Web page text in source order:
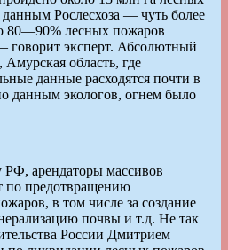
Рослесхоза — чуть более
80—90% лесных пожаров
говорит эксперт. Абсолютный
область, где
данные расходятся почти в
данным экологов, огнем было
РФ, арендаторы массивов
по предотвращению
в том числе за создание
почвы и т.д. Не так
России Дмитрием